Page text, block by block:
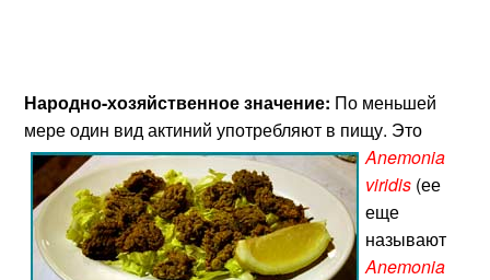
Народно-хозяйственное значение: По меньшей
мере один вид актиний употребляют в пищу. Это
Anemonia
viridis (ее
еще
называют
Anemonia